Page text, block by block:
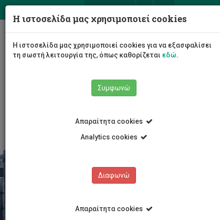
Σχολή Διοίκησης και Οικονομίας
Τμήμα Χρηματοοικονομικής, Λογιστικής και
Ακαδημαϊκά Σεμινάρια
Η ιστοσελίδα μας χρησιμοποιεί cookies
Η ιστοσελίδα μας χρησιμοποιεί cookies για να εξασφαλίσει
τη σωστή λειτουργία της, όπως καθορίζεται εδώ.
Συμφωνώ
Απαραίτητα cookies
Analytics cookies
Διαφωνώ
Απαραίτητα cookies